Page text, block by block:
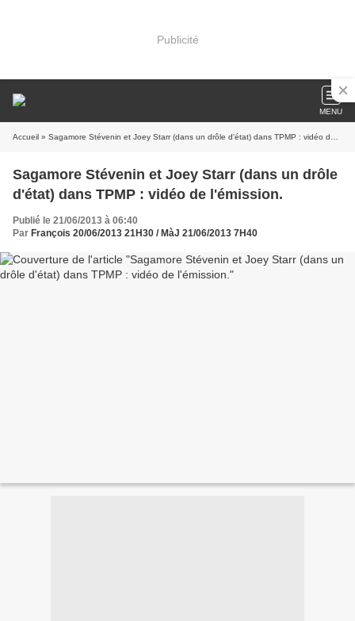
Publicité
MENU
Accueil » Sagamore Stévenin et Joey Starr (dans un drôle d'état) dans TPMP : vidéo de l'émission.
Sagamore Stévenin et Joey Starr (dans un drôle
d'état) dans TPMP : vidéo de l'émission.
Publié le 21/06/2013 à 06:40
Par François 20/06/2013 21H30 / MàJ 21/06/2013 7H40